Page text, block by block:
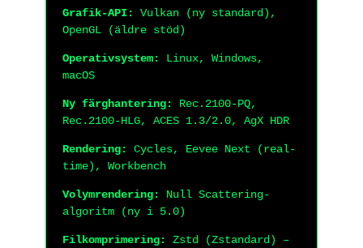
Grafik-API:
Vulkan (ny standard),
OpenGL (äldre stöd)
Operativsystem:
Linux, Windows,
macOS
Ny färghantering:
Rec.2100-PQ,
Rec.2100-HLG, ACES 1.3/2.0, AgX HDR
Rendering:
Cycles, Eevee Next (real-
time), Workbench
Volymrendering:
Null Scattering-
algoritm (ny i 5.0)
Filkomprimering:
Zstd (Zstandard) –